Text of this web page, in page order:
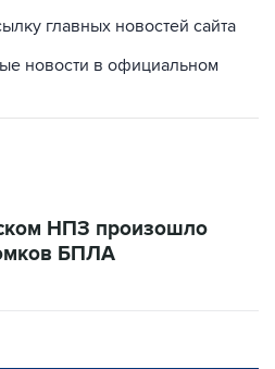
главных новостей сайта
новости в официальном
НПЗ произошло
БПЛА